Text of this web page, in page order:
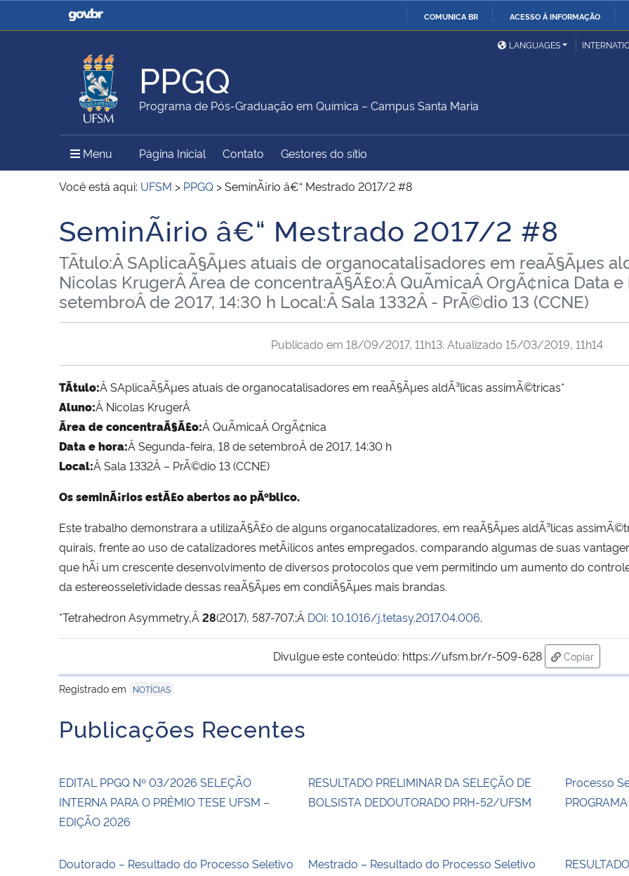
COMUNICA BR ACESSO À INFORMAÇÃO
Casa Civil
Ministério da Justiça e
Ministério da Defesa
Ministério das Relações
Exteriores
Ministério da Agricultura,
Pecuária e Abastecimento
Ministério da Educação
Ministério do Meio Ambiente Ministério do Turismo
Ministério do
Desenvolvimento Regional
Secretaria de Governo
Gabinete de Segurança
Institucional
Advocacia-Geral da União Banco Central do Brasil
LANGUAGES
PPGQ
Programa de Pós-Graduação em Química – Campus Santa Maria
Menu Menu Principal do Sítio
Página Inicial Contato Gestores do sítio
Você está aqui: UFSM > PPGQ >SeminÃ¡rio â€“ Mestrado 2017/2 #8
Início do conteúdo
SeminÃ¡rio â€“ Mestrado 2017/2 #8
TÃ­tulo:Â SAplicaÃ§Ãµes atuais de organocatalisadores em reaÃ§Ãµes
Nicolas KrugerÂ Ãrea de concentraÃ§Ã£o:Â QuÃ­micaÂ OrgÃ¢nica Data
setembroÂ de 2017, 14:30 h Local:Â Sala 1332Â - PrÃ©dio 13 (CCNE)
Publicado em 18/09/2017, 11h13. Atualizado 15/03/2019, 11h14
TÃ­tulo:Â SAplicaÃ§Ãµes atuais de organocatalisadores em reaÃ§Ãµes aldÃ³licas assimÃ©tricas*
Aluno:Â Nicolas KrugerÂ
Ãrea de concentraÃ§Ã£o:Â QuÃ­micaÂ OrgÃ¢nica
Data e hora:Â Segunda-feira, 18 de setembroÂ de 2017, 14:30 h
Local:Â Sala 1332Â – PrÃ©dio 13 (CCNE)
Os seminÃ¡rios estÃ£o abertos ao pÃºblico.
Este trabalho demonstrara a utilizaÃ§Ã£o de alguns organocatalizadores, em reaÃ§Ãµes aldÃ³licas
quirais, frente ao uso de catalizadores metÃ¡licos antes empregados, comparando algumas de suas
que hÃ¡ um crescente desenvolvimento de diversos protocolos que vem permitindo um aumento do
da estereosseletividade dessas reaÃ§Ãµes em condiÃ§Ãµes mais brandas.
*Tetrahedron Asymmetry,Â 28(2017), 587-707.;Â DOI: 10.1016/j.tetasy.2017.04.006.
Divulgue este conteúdo: https://ufsm.br/r-509-628
Copiar
para área
Registrado em
NOTÍCIAS
Publicações Recentes
EDITAL PPGQ Nº 03/2026 SELEÇÃO
INTERNA PARA O PRÊMIO TESE UFSM –
EDIÇÃO 2026
RESULTADO PRELIMINAR DA SELEÇÃO DE
BOLSISTA DEDOUTORADO PRH-52/UFSM
Processo
Doutorado – Resultado do Processo Seletivo
Mestrado – Resultado do Processo Seletivo